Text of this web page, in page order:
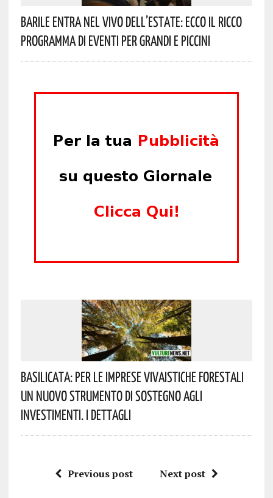
Barile Entra Nel Vivo Dell’estate: Ecco Il Ricco
Programma Di Eventi Per Grandi E Piccini
Basilicata: Per Le Imprese Vivaistiche Forestali
Un Nuovo Strumento Di Sostegno Agli
Investimenti. I Dettagli
Previous post Next post